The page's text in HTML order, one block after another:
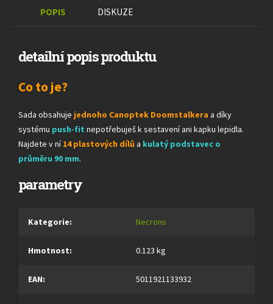
POPIS DISKUZE
detailní popis produktu
Co to je?
Sada obsahuje jednoho Canoptek Doomstalkera a díky
systému push-fit nepotřebuješ k sestavení ani kapku lepidla.
Najdete v ní14 plastových dílů a kulatý podstavec o
průměru 90 mm.
parametry
Kategorie: Necrons
Hmotnost: 0.123 kg
EAN: 5011921133932